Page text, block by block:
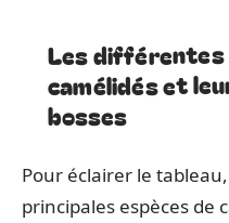
Les différentes
camélidés et
bosses
Pour éclairer le
principales espèces de